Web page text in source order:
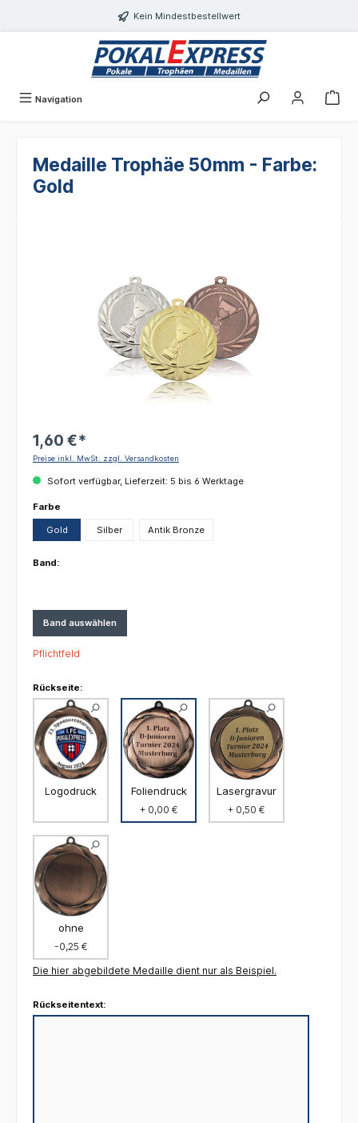
Kein Mindestbestellwert
Navigation
Medaille Trophäe 50mm - Farbe:
Gold
1,60 €*
Preise inkl. MwSt. zzgl. Versandkosten
Sofort verfügbar, Lieferzeit: 5 bis 6 Werktage
Farbe
Gold Silber Antik Bronze
Band:
Band auswählen
Pflichtfeld
Rückseite:
Logodruck Foliendruck
+ 0,00 €
Lasergravur
+ 0,50 €
ohne
-0,25 €
Die hier abgebildete Medaille dient nur als Beispiel.
Rückseitentext: